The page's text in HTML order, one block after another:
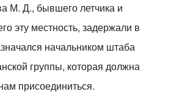
М. Д., бывшего летчика и
эту местность, задержали в
начальником штаба
группы, которая должна
присоединиться.